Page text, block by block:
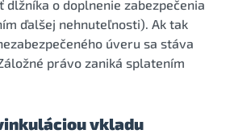
dlžníka o doplnenie zabezpečenia
ďalšej nehnuteľnosti). Ak tak
úveru sa stáva
právo zaniká splatením
vkladu